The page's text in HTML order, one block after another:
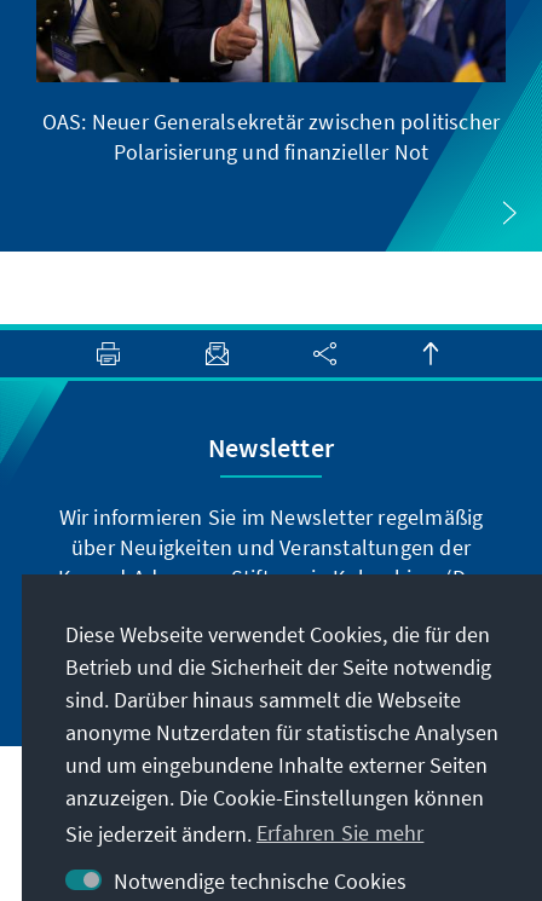
OAS: Neuer Generalsekretär zwischen politischer
Polarisierung und finanzieller Not
Newsletter
Wir informieren Sie im Newsletter regelmäßig
über Neuigkeiten und Veranstaltungen der
Konrad-Adenauer-Stiftung in Kolumbien. (Der
Jetzt abonnieren
Anschrift
Kontakt
Diese Webseite verwendet Cookies, die für den
Betrieb und die Sicherheit der Seite notwendig
sind. Darüber hinaus sammelt die Webseite
anonyme Nutzerdaten für statistische Analysen
und um eingebundene Inhalte externer Seiten
anzuzeigen. Die Cookie-Einstellungen können
Sie jederzeit ändern. Erfahren Sie mehr
Notwendige technische Cookies